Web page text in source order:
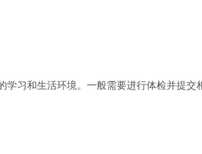
习和生活环境。一般需要进行体检并提交